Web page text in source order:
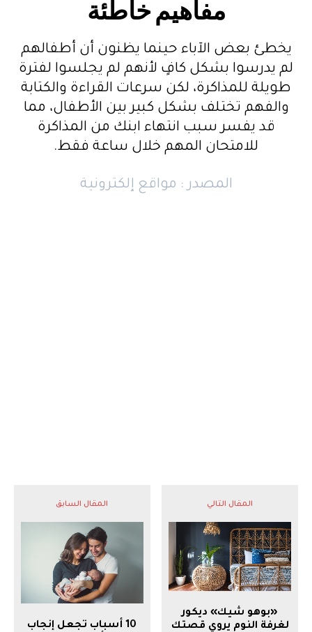
مفاهيم خاطئة
يخطئ بعض الآباء حينما يظنون أن أطفالهم
لم يدرسوا بشكل كافٍ لأنهم لم يجلسوا لفترة
طويلة للمذاكرة، لكن سرعات القراءة والكتابة
والفهم تختلف بشكل كبير بين الأطفال، مما
قد يفسر سبب انتهاء ابنك من المذاكرة
للامتحان المهم خلال ساعة فقط.
المصدر : مواقع إلكترونية
المقال السابق
10 أسباب تجعل إنجاب
المقال التالي
«بوهو شيك» ديكور
لغرفة النوم يروي قصتك